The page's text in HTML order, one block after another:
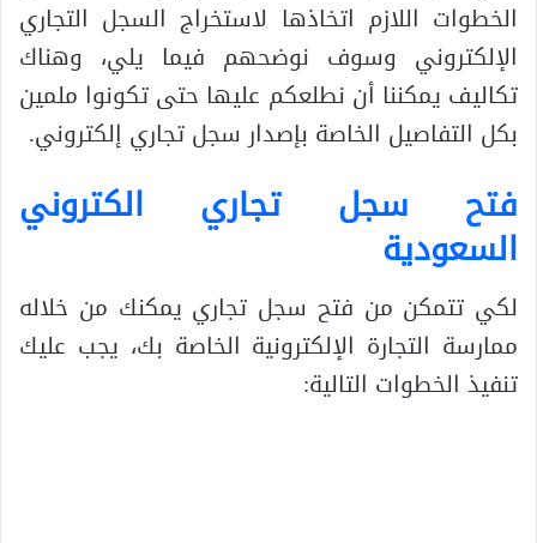
الخطوات اللازم اتخاذها لاستخراج السجل التجاري
الإلكتروني وسوف نوضحهم فيما يلي، وهناك
تكاليف يمكننا أن نطلعكم عليها حتى تكونوا ملمين
بكل التفاصيل الخاصة بإصدار سجل تجاري إلكتروني.
فتح سجل تجاري الكتروني
السعودية
لكي تتمكن من فتح سجل تجاري يمكنك من خلاله
ممارسة التجارة الإلكترونية الخاصة بك، يجب عليك
تنفيذ الخطوات التالية: